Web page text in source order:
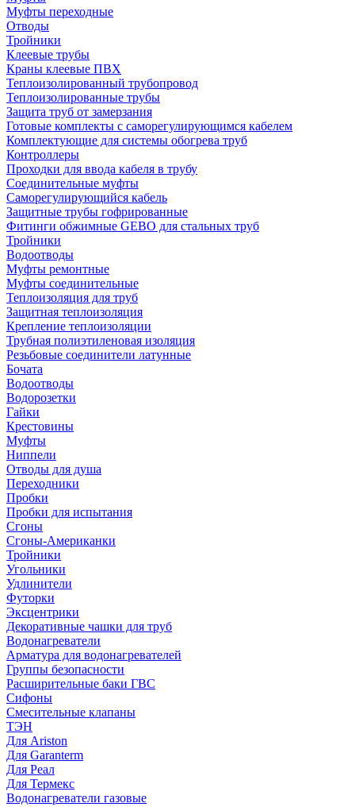
Муфты переходные
Отводы
Тройники
Клеевые трубы
Краны клеевые ПВХ
Теплоизолированный трубопровод
Теплоизолированные трубы
Защита труб от замерзания
Готовые комплекты с саморегулирующимся кабелем
Комплектующие для системы обогрева труб
Контроллеры
Проходки для ввода кабеля в трубу
Соединительные муфты
Саморегулирующийся кабель
Защитные трубы гофрированные
Фитинги обжимные GEBO для стальных труб
Тройники
Водоотводы
Муфты ремонтные
Муфты соединительные
Теплоизоляция для труб
Защитная теплоизоляция
Крепление теплоизоляции
Трубная полиэтиленовая изоляция
Резьбовые соединители латунные
Бочата
Водоотводы
Водорозетки
Гайки
Крестовины
Муфты
Ниппели
Отводы для душа
Переходники
Пробки
Пробки для испытания
Сгоны
Сгоны-Американки
Тройники
Угольники
Удлинители
Футорки
Эксцентрики
Декоративные чашки для труб
Водонагреватели
Арматура для водонагревателей
Группы безопасности
Расширительные баки ГВС
Сифоны
Смесительные клапаны
ТЭН
Для Ariston
Для Garanterm
Для Реал
Для Термекс
Водонагреватели газовые